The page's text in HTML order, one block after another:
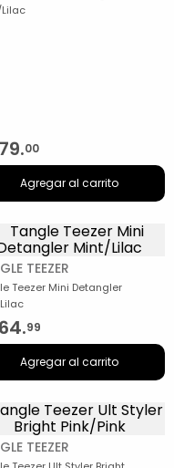
79.00
Agregar al carrito
TEEZER
Teezer Mini Detangler
64.99
Agregar al carrito
TEEZER